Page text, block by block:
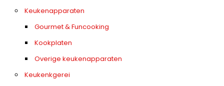
Keukenapparaten
Gourmet & Funcooking
Kookplaten
Overige keukenapparaten
Keukenkgerei